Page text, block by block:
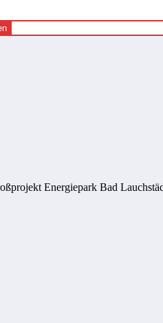
Energiepark Bad